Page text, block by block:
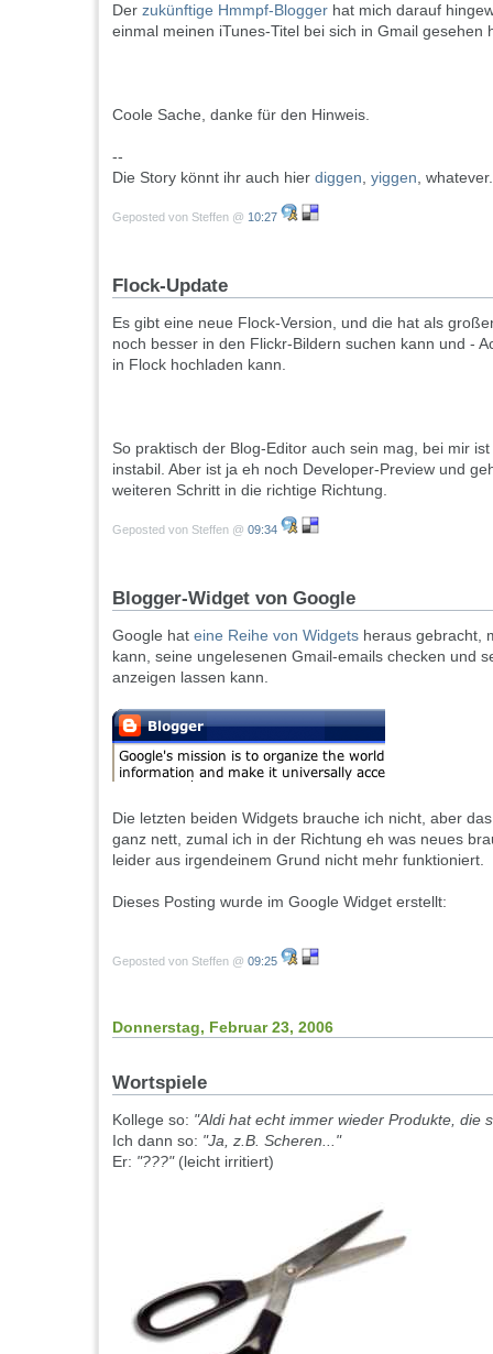
Der zukünftige Hmmpf-Blogger hat mich darauf
einmal meinen iTunes-Titel bei sich in Gmail gesehen
Coole Sache, danke für den Hinweis.
--
Die Story könnt ihr auch hier diggen yiggen ,
Geposted von Steffen @ 10:27
Flock-Update
Es gibt eine neue Flock-Version, und die hat als
noch besser in den Flickr-Bildern suchen kann und -
in Flock hochladen kann.
So praktisch der Blog-Editor auch sein mag, bei mir
instabil. Aber ist ja eh noch Developer-Preview und
weiteren Schritt in die richtige Richtung.
Geposted von Steffen @ 09:34
Blogger-Widget von Google
Google hat eine Reihe von Widgets heraus gebracht,
kann, seine ungelesenen Gmail-emails checken und
anzeigen lassen kann.
Die letzten beiden Widgets brauche ich nicht, aber
ganz nett, zumal ich in der Richtung eh was neues
leider aus irgendeinem Grund nicht mehr funktioniert.
Dieses Posting wurde im Google Widget erstellt:
Geposted von Steffen @ 09:25
Donnerstag, Februar 23, 2006
Wortspiele
Kollege so: "Aldi hat echt immer wieder Produkte, die
Ich dann so: "Ja, z.B. Scheren..."
Er: "???"(leicht irritiert)